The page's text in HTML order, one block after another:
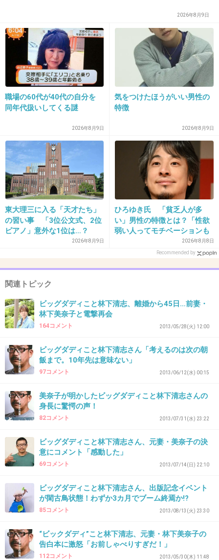
30. 匿名2013/09/16(月) 13:47:34
美奈子共々早く消えて。
-3
31. 匿名 2013/09/16(月) 13:47:39
メディアが悪いのか？
清志や美奈子が悪いのか？
どっちにしろ見る事はないや。
不快！これに尽きる。
+42 -1
色気出してるのか？ｗ
出典：nandemo-gozare1128.blog.so-net.ne.jp
色物でもリングに上がるなら
最低限、人様に見せれる体にしておいで!
これぞ胴長短足ですね♪
美奈子も清志も
テレビから消えろ。
2026年8月9日
職場の60代が40代の自分を
同年代扱いしてくる謎
2026年8月9日
気をつけたほうがいい男性の
特徴
2026年8月9日
東大理三に入る「天才たち」
の習い事 「3位公文式、2位
ピアノ」意外な1位は…？
「3つぐらいの習い事は当た
2026年8月9日
ひろゆき氏 「貧乏人が多
い」男性の特徴とは？「性欲
弱い人ってモチベーションも
低いので貧乏人多い」2026年8月8日
Recommended by
関連トピック
ビッグダディこと林下清志、離婚から45日…前妻・
林下美奈子と電撃再会
164コメント 2013/05/28(火) 12:00
ビッグダディこと林下清志さん「考えるのは次の朝
飯まで。10年先は意味ない」
97コメント 2013/06/12(水) 00:15
美奈子が明かしたビッグダディこと林下清志さんの
身長に驚愕の声！
82コメント 2013/07/31(水) 23:22
ビッグダディこと林下清志さん、元妻・美奈子の決
意にコメント「感動した」
69コメント 2013/07/14(日) 22:10
ビッグダディこと林下清志さん、出版記念イベント
が閑古鳥状態！わずか3カ月でブーム終焉か!?
85コメント 2013/08/13(火) 23:30
“ビックダディ”こと林下清志、元妻・林下美奈子の
告白本に激怒「お前しゃべりすぎだ！」
112コメント 2013/05/30(木) 11:48